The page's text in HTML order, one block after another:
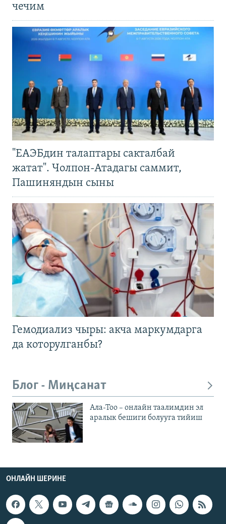
чечим
"ЕАЭБдин талаптары сакталбай
жатат". Чолпон-Атадагы саммит,
Пашиняндын сыны
Гемодиализ чыры: акча маркумдарга
да которулганбы?
Блог - Миңсанат
Ала-Тоо – онлайн таалимдин эл
аралык бешиги болууга тийиш
ОНЛАЙН ШЕРИНЕ